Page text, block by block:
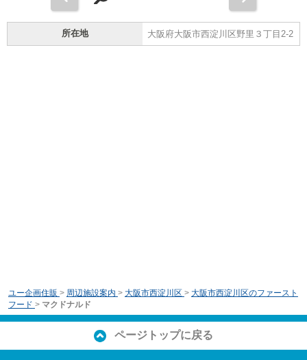
所在地 大阪府大阪市西淀川区野里３丁目2-2
ユー企画住販 > 周辺施設案内 > 大阪市西淀川区 > 大阪市西淀川区のファースト
フード > マクドナルド
ページトップに戻る